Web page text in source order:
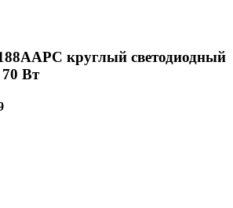
круглый светодиодный
70 Вт